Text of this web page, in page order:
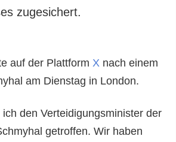
zugesichert.
auf der Plattform X nach einem
am Dienstag in London.
ich den Verteidigungsminister der
getroffen. Wir haben